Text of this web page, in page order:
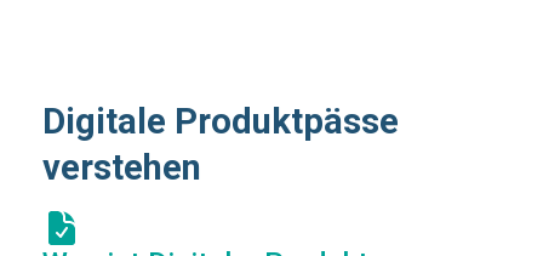
Digitale Produktpässe
verstehen